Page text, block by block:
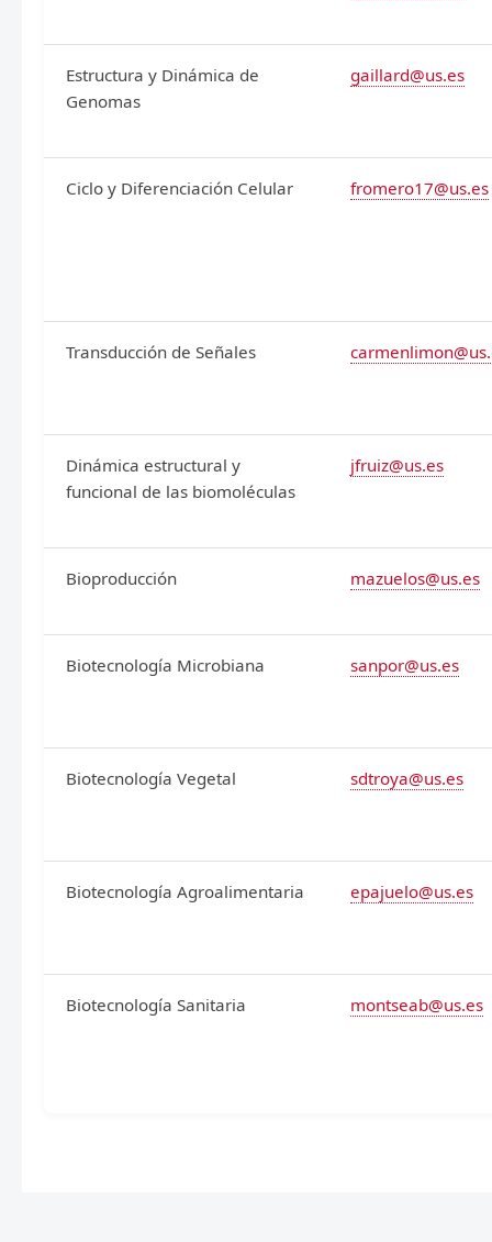
Estructura y Dinámica de
Genomas
gaillard@us.es
Ciclo y Diferenciación Celular fromero17@us.es
Transducción de Señales
Dinámica estructural y
funcional de las biomoléculas
jfruiz@us.es
Bioproducción mazuelos@us.es
Biotecnología Microbiana sanpor@us.es
Biotecnología Vegetal sdtroya@us.es
Biotecnología Agroalimentaria epajuelo@us.es
Biotecnología Sanitaria montseab@us.es